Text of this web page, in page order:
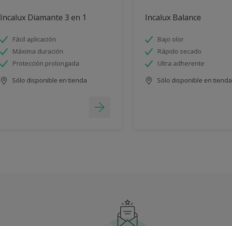
Incalux Diamante 3 en 1
Fácil aplicación
Máxima duración
Protección prolongada
Sólo disponible en tienda
Incalux Balance
Bajo olor
Rápido secado
Ultra adherente
Sólo disponible en tienda